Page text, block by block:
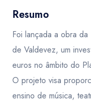
Resumo
Foi lançada a obra
de Valdevez, um
euros no âmbito do
O projeto visa
ensino de música,